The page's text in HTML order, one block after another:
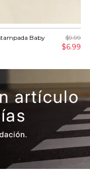
Baby
$9.99
$6.99